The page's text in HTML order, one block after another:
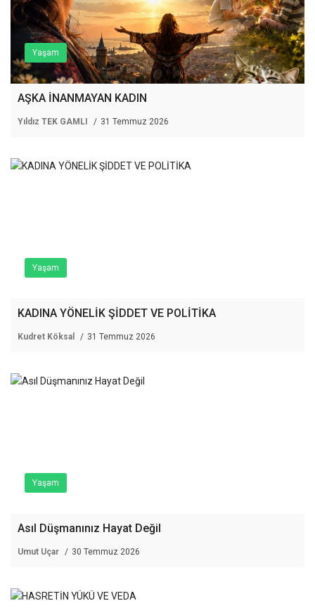
Yaşam
AŞKA İNANMAYAN KADIN
Yıldız TEK GAMLI 31 Temmuz 2026
Yaşam
KADINA YÖNELİK ŞİDDET VE POLİTİKA
Kudret Köksal 31 Temmuz 2026
Yaşam
Asıl Düşmanınız Hayat Değil
Umut Uçar 30 Temmuz 2026